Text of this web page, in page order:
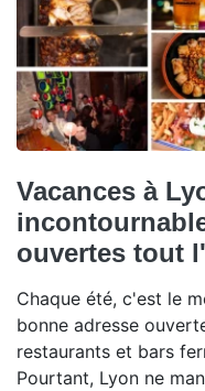
Vacances à
ouvertes tout
Chaque été, c'est le
bonne adresse
restaurants et bars
Pourtant, Lyon ne